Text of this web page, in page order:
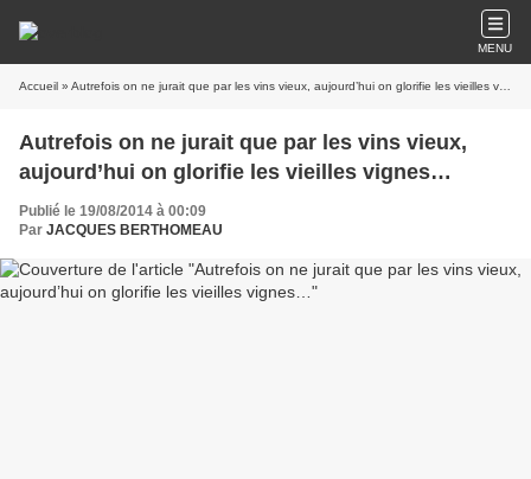
MENU
Accueil » Autrefois on ne jurait que par les vins vieux, aujourd’hui on glorifie les vieilles vignes…
Autrefois on ne jurait que par les vins vieux,
aujourd’hui on glorifie les vieilles vignes…
Publié le 19/08/2014 à 00:09
Par JACQUES BERTHOMEAU